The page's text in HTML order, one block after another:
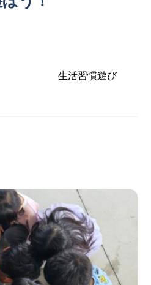
生活習慣遊び